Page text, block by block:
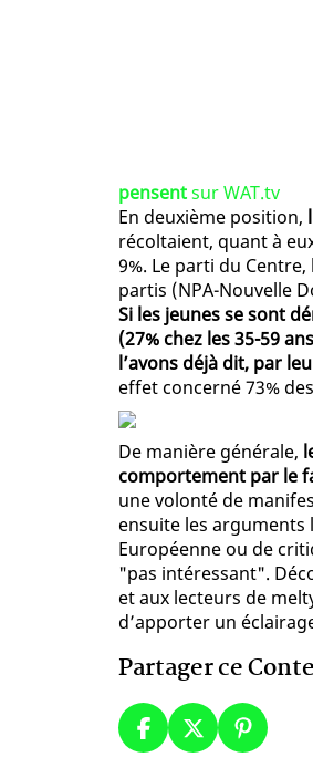
pensentsur WAT.tv
En deuxième position,
récoltaient, quant à
9%. Le parti du
partis (NPA-Nouvelle
Si les jeunes se sont
(27% chez les 35-59
l’avons déjà dit, par
effet concerné 73%
De manière générale,
comportement par le
une volonté de
ensuite les arguments
Européenne ou de
"pas intéressant".
et aux lecteurs de
d’apporter un
Partager ce